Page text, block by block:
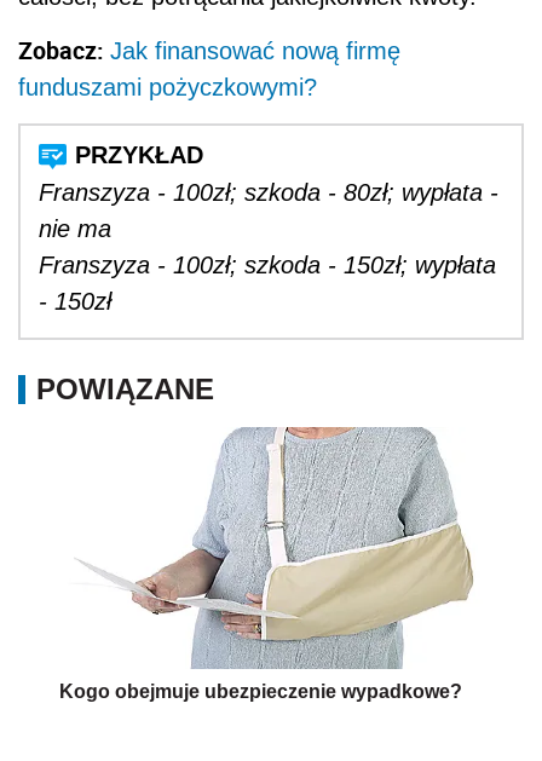
Zobacz: Jak finansować nową firmę
funduszami pożyczkowymi?
Franszyza - 100zł; szkoda - 80zł; wypłata -
nie ma
Franszyza - 100zł; szkoda - 150zł; wypłata
- 150zł
POWIĄZANE
Kogo obejmuje ubezpieczenie wypadkowe?